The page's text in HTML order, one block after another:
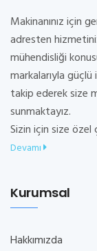
Makinanınız için
adresten
mühendisliği
markalarıyla
takip ederek size
sunmaktayız.
Sizin için size
Devamı
Kurumsal
Hakkımızda